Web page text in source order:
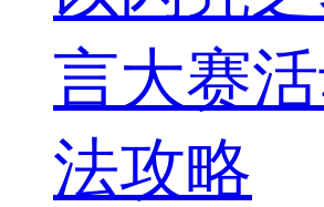
言大赛
法攻略